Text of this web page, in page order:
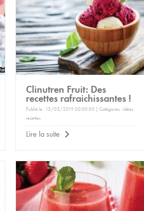
idées
recettes
Clinutren fruit
Clinutren Fruit: Des
recettes rafraichissantes !
Publié le : 15/05/2019 00:00:00 | Catégories : Idées
recettes
Lire la suite